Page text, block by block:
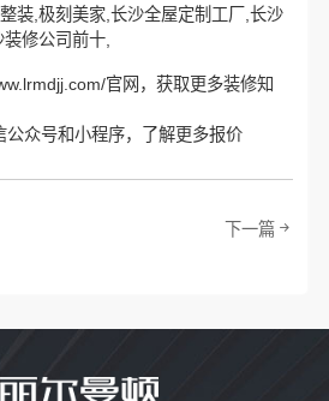
装,极刻美家,长沙全屋定制工厂,长沙
修公司前十,
官网，获取更多装修知
公众号和小程序，了解更多报价
下一篇